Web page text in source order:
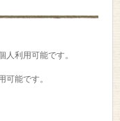
利用可能です。
能です。